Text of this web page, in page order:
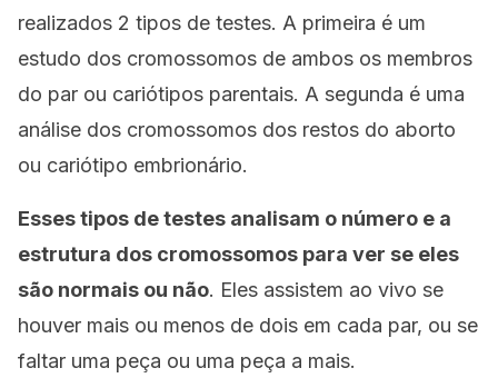
realizados 2 tipos de testes. A primeira é um
estudo dos cromossomos de ambos os membros
do par ou cariótipos parentais. A segunda é uma
análise dos cromossomos dos restos do aborto
ou cariótipo embrionário.
Esses tipos de testes analisam o número e a
estrutura dos cromossomos para ver se eles
são normais ou não. Eles assistem ao vivo se
houver mais ou menos de dois em cada par, ou se
faltar uma peça ou uma peça a mais.